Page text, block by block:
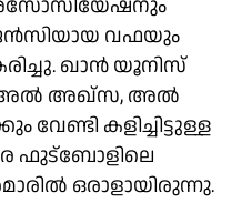
വഫയും
ഖാൻ യൂനിസ്
അൽ അഖ്സ, അൽ
വേണ്ടി കളിച്ചിട്ടുള്ള
ഫുട്ബോളിലെ
ഒരാളായിരുന്നു.